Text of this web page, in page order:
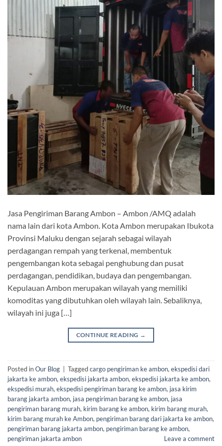
Jasa Pengiriman Barang Ambon – Ambon /AMQ adalah
nama lain dari kota Ambon. Kota Ambon merupakan Ibukota
Provinsi Maluku dengan sejarah sebagai wilayah
perdagangan rempah yang terkenal, membentuk
pengembangan kota sebagai penghubung dan pusat
perdagangan, pendidikan, budaya dan pengembangan.
Kepulauan Ambon merupakan wilayah yang memiliki
komoditas yang dibutuhkan oleh wilayah lain. Sebaliknya,
wilayah ini juga […]
CONTINUE READING →
Posted inOur Blog Taggedcargo pengiriman ke ambon, ekspedisi dari
jakarta ke ambon, ekspedisi jakarta ambon, ekspedisi jakarta ke ambon,
ekspedisi murah, ekspedisi pengiriman barang ke ambon, jasa kirim
barang jakarta ambon, jasa pengiriman barang ke ambon, jasa
pengiriman barang murah, kirim barang ke ambon, kirim barang murah,
kirim barang murah ke Ambon, pengiriman barang dari jakarta ke ambon,
pengiriman barang jakarta ambon, pengiriman barang ke ambon,
pengiriman jakarta ambon
Leave a comment